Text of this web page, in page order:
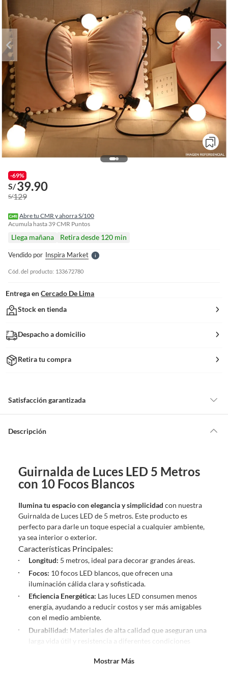
-69%
S/39.90
S/129
Abre tu CMR y ahorra S/100
Acumula hasta 39CMR Puntos
Llega mañana Retira desde 120 min
Vendido por Inspira MarketS
l
e
r
Cód. del producto: 133672780
Entrega en Cercado De Lima
Stock en tienda
Despacho a domicilio
Retira tu compra
Satisfacción garantizada
pedido si cambias de opinión durante los primeros 30 días desde que lo
Esto aplica para la mayoría de nuestros productos, sin embargo, tenemos
categorías que cuentan con plazos diferentes, otras que son más
pueden devolver ni cambiar
. Conoce cuáles son:
No tienen devolución o cambio si cambias de opinión
Alimentos y bebidas.
Productos digitales (descarga inmediata).
Productos de segunda mano o reacondicionados.
Productos hechos o cortados a medida.
Pinturas color a pedido.
Plantas naturales.
Productos que hayan sido previamente instalados previamente
(incluye asientos de inodoro con empaque abierto).
Descripción
Guirnalda de Luces LED 5 Metros
con 10 Focos Blancos
Ilumina tu espacio con elegancia y simplicidad con nuestra
Guirnalda de Luces LED de 5 metros. Este producto es
perfecto para darle un toque especial a cualquier ambiente,
ya sea interior o exterior.
Características Principales:
Longitud: 5 metros, ideal para decorar grandes áreas.
Focos: 10 focos LED blancos, que ofrecen una
iluminación cálida clara y sofisticada.
Eficiencia Energética: Las luces LED consumen menos
energía, ayudando a reducir costos y ser más amigables
con el medio ambiente.
Durabilidad: Materiales de alta calidad que aseguran una
larga vida útil y resistencia a diferentes condiciones
Diseño práctico y sencillo de instalar,
Mostrar Más